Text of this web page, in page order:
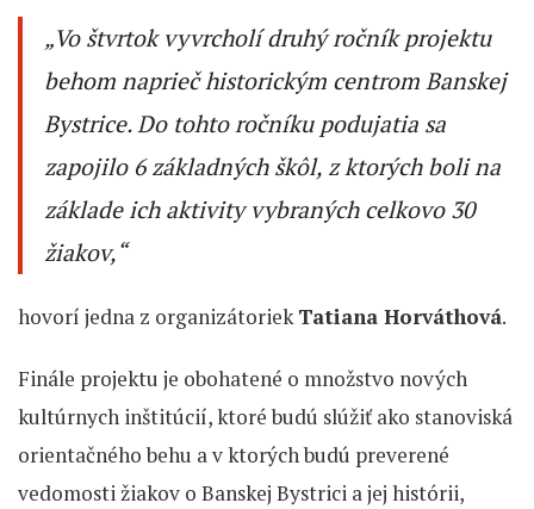
„Vo štvrtok vyvrcholí druhý ročník projektu
behom naprieč historickým centrom Banskej
Bystrice. Do tohto ročníku podujatia sa
zapojilo 6 základných škôl, z ktorých boli na
základe ich aktivity vybraných celkovo 30
žiakov,“
hovorí jedna z organizátoriekTatiana Horváthová.
Finále projektu je obohatené o množstvo nových
kultúrnych inštitúcií, ktoré budú slúžiť ako stanoviská
orientačného behu a v ktorých budú preverené
vedomosti žiakov o Banskej Bystrici a jej histórii,